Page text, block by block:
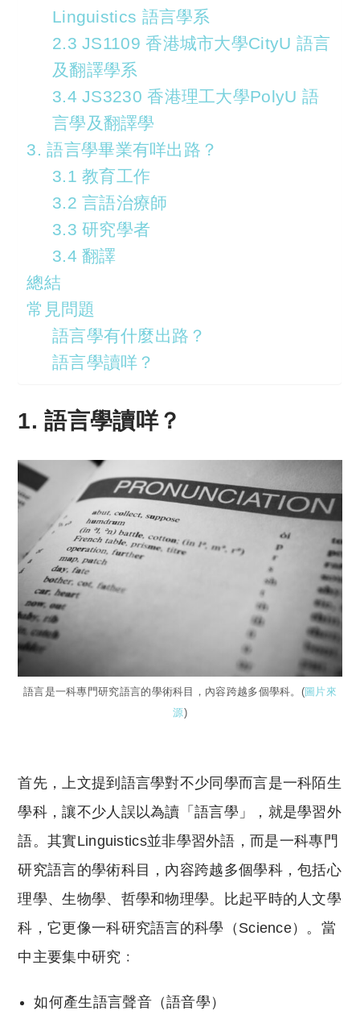
Linguistics 語言學系
2.3 JS1109 香港城市大學CityU 語言
及翻譯學系
3.4 JS3230 香港理工大學PolyU 語
言學及翻譯學
3. 語言學畢業有咩出路？
3.1 教育工作
3.2 言語治療師
3.3 研究學者
3.4 翻譯
總結
常見問題
語言學有什麼出路？
語言學讀咩？
1. 語言學讀咩？
語言是一科專門研究語言的學術科目，內容跨越多個學科。(圖片來
源)
首先，上文提到語言學對不少同學而言是一科陌生
學科，讓不少人誤以為讀「語言學」，就是學習外
語。其實Linguistics並非學習外語，而是一科專門
研究語言的學術科目，內容跨越多個學科，包括心
理學、生物學、哲學和物理學。比起平時的人文學
科，它更像一科研究語言的科學（Science）。當
中主要集中研究﹕
如何產生語言聲音（語音學）